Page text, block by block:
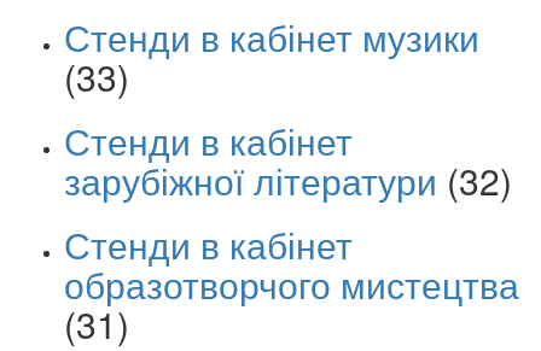
Стенди в кабінет музики
(33)
Стенди в кабінет
зарубіжної літератури (32)
Стенди в кабінет
образотворчого мистецтва
(31)